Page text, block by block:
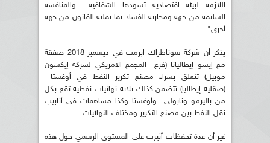
اللازمة لبيئة اقتصادية تسودها الشفافية والمنافسة
السليمة من جهة ومحاربة الفساد بما يمليه القانون من جهة
أخرى".
يذكر أن شركة سوناطراك ابرمت في ديسمبر 2018 صفقة
مع إيسو إيطاليانا (فرع المجمع الامريكي لشركة إيكسون
موبيل) تتعلق بشراء مصنع تكرير النفط في أوغستا
(صقلية-إيطاليا) تتضمن كذلك ثلاثة نهائيات نفطية تقع بكل
من باليرمو ونابولي وأوغستا وكذا مساهمات في أنابيب
نقل النفط بين مصنع التكرير ومختلف النهائيات.
غير أن عدة تحفظات أثيرت على المستوى الرسمي حول هذه